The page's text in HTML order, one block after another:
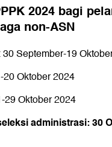
2024 bagi
non-ASN
September-19
Oktober 2024
Oktober 2024
administrasi: 30